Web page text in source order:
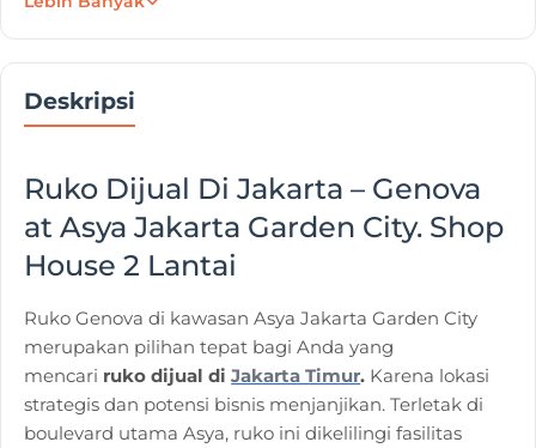
Deskripsi
Ruko Dijual Di Jakarta – Genova
at Asya Jakarta Garden City. Shop
House 2 Lantai
Ruko Genova di kawasan Asya Jakarta Garden City
merupakan pilihan tepat bagi Anda yang
mencari ruko dijual diJakarta Timur. Karena lokasi
strategis dan potensi bisnis menjanjikan. Terletak di
boulevard utama Asya, ruko ini dikelilingi fasilitas